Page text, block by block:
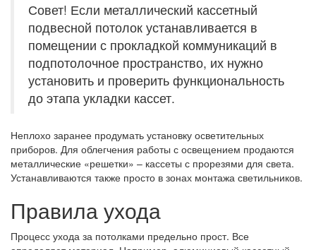
Совет! Если металлический кассетный
подвесной потолок устанавливается в
помещении с прокладкой коммуникаций в
подпотолочное пространство, их нужно
установить и проверить функциональность
до этапа укладки кассет.
Неплохо заранее продумать установку осветительных
приборов. Для облегчения работы с освещением продаются
металлические «решетки» – кассеты с прорезями для света.
Устанавливаются также просто в зонах монтажа светильников.
Правила ухода
Процесс ухода за потолками предельно прост. Все